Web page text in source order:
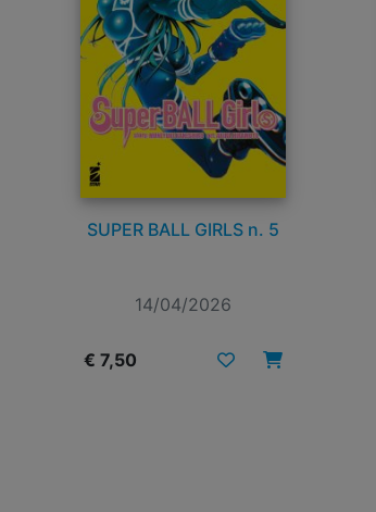
SUPER BALL GIRLS n. 5
14/04/2026
€ 7,50